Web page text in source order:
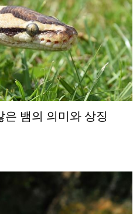
은 뱀의 의미와 상징